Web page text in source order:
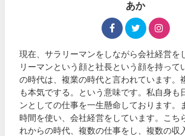
あか
現在、サラリーマンをしながら会社経営を
リーマンという顔と社長という顔を持って
の時代は、複業の時代と言われています。
も本気でする。という意味です。私自身も
ンとしての仕事を一生懸命しております。
時間を使い、会社経営をしています。こち
れからの時代、複数の仕事をし、複数の収